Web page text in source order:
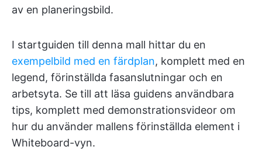
av en planeringsbild.
I startguiden till denna mall hittar du en
exempelbild med en färdplan, komplett med en
legend, förinställda fasanslutningar och en
arbetsyta. Se till att läsa guidens användbara
tips, komplett med demonstrationsvideor om
hur du använder mallens förinställda element i
Whiteboard-vyn.